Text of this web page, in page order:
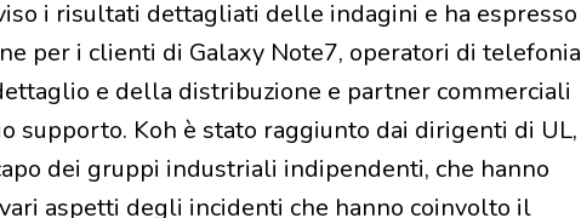
i risultati dettagliati delle indagini e ha espresso
per i clienti di Galaxy Note7, operatori di telefonia
e della distribuzione e partner commerciali
supporto. Koh è stato raggiunto dai dirigenti di UL,
dei gruppi industriali indipendenti, che hanno
aspetti degli incidenti che hanno coinvolto il